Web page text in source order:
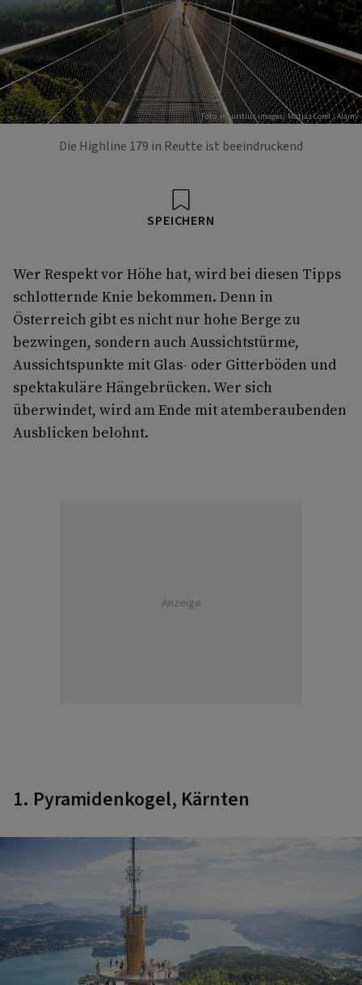
Foto: mauritius images/ Matjaz Corel / Alamy
Die Highline 179 in Reutte ist beeindruckend
SPEICHERN
Wer Respekt vor Höhe hat, wird bei diesen Tipps
schlotternde Knie bekommen. Denn in
Österreich gibt es nicht nur hohe Berge zu
bezwingen, sondern auch Aussichtstürme,
Aussichtspunkte mit Glas- oder Gitterböden und
spektakuläre Hängebrücken. Wer sich
überwindet, wird am Ende mit atemberaubenden
Ausblicken belohnt.
Anzeige
1. Pyramidenkogel, Kärnten